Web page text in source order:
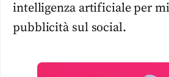
intelligenza artificiale per
pubblicità sul social.